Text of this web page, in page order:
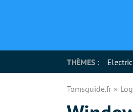
THÈMES :
Tomsguide.fr